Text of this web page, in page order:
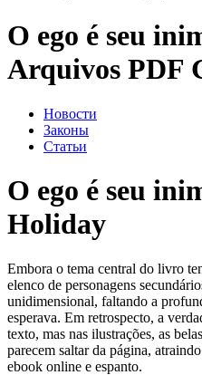
O ego é seu
Arquivos PDF
Новости
Законы
Статьи
O ego é seu
Holiday
Embora o tema central do livro
elenco de personagens
unidimensional, faltando a
esperava. Em retrospecto, a
texto, mas nas ilustrações, as
parecem saltar da página,
ebook online e espanto.